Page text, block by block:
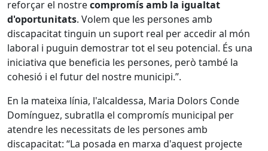
reforçar el nostrecompromís amb la igualtat
d'oportunitats. Volem que les persones amb
discapacitat tinguin un suport real per accedir al món
laboral i puguin demostrar tot el seu potencial. És una
iniciativa que beneficia les persones, però també la
cohesió i el futur del nostre municipi.”.
En la mateixa línia, l'alcaldessa, Maria Dolors Conde
Domínguez, subratlla el compromís municipal per
atendre les necessitats de les persones amb
discapacitat: “La posada en marxa d'aquest projecte